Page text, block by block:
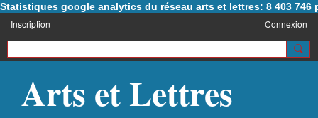
Statistiques google analytics du réseau arts et lettres: 8 403 746
Inscription Connexion
Arts et Lettres